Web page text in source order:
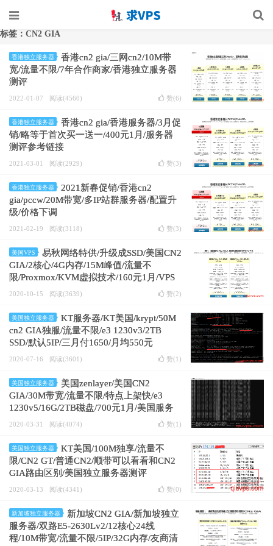
标签：CN2 GIA
香港独立服务器
香港cn2 gia/三网cn2/10M带
宽/流量不限/7年合作商家/香港独立服务器
测评
2022-01-07 阅读(4560) 赞(6)
香港独立服务器
香港cn2 gia/香港服务器/3月促
销/略等于首次买一送一/400元1月/服务器
测评参考链接
2021-03-01 阅读(2929) 赞(3)
香港独立服务器
2021新春促销/香港cn2
gia/pccw/20M带宽/多IP站群服务器/配置升
级/价格下调
2021-02-19 阅读(3118) 赞(3)
美国VPS
易秋网络特供/升级成SSD/美国CN2
GIA/2核心/4G内存/15M峰值/流量不
限/Proxmox/KVM虚拟技术/160元1月/VPS
测评
2020-10-15 阅读(3639) 赞(2)
美国独立服务器
KT服务器/KT美国/krypt/50M
cn2 GIA独服/流量不限/e3 1230v3/2TB
SSD/默认5IP/三月付1650/月均550元
2020-07-16 阅读(3601) 赞(1 )
美国独立服务器
美国zenlayer/美国CN2
GIA/30M带宽/流量不限/特点上架快/e3
1230v5/16G/2TB磁盘/700元1月/美国服务
器测评
2020-03-31 阅读(4074) 赞(1 )
美国独立服务器
KT美国/100M独享/流量不
限/CN2 GT/普通CN2/顺带可以看看和CN2
GIA路由区别/美国独立服务器测评
2020-03-13 阅读(4341) 赞(0)
新加坡独立服务器
新加坡CN2 GIA/新加坡独立
服务器/双路E5-2630Lv2/12核心24线
程/10M带宽/流量不限/5IP/32G内存/友商清